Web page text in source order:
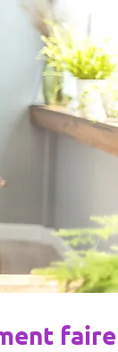
faire